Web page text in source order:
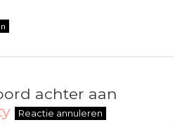
achter aan
Reactie annuleren